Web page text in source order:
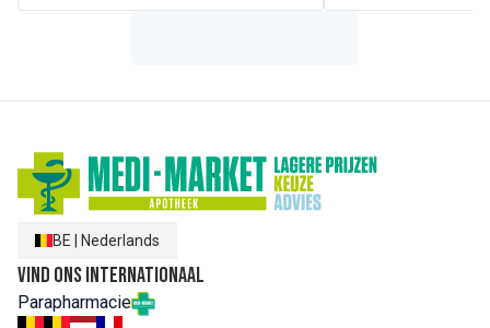
BE Nederlands
Vind ons internationaal
Parapharmacie